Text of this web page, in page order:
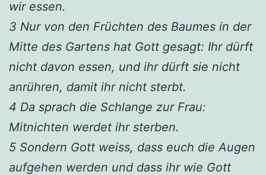
wir essen.
3 Nur von den Früchten des Baumes in der
Mitte des Gartens hat Gott gesagt: Ihr dürft
nicht davon essen, und ihr dürft sie nicht
anrühren, damit ihr nicht sterbt.
4 Da sprach die Schlange zur Frau:
Mitnichten werdet ihr sterben.
5 Sondern Gott weiss, dass euch die Augen
aufgehen werden und dass ihr wie Gott